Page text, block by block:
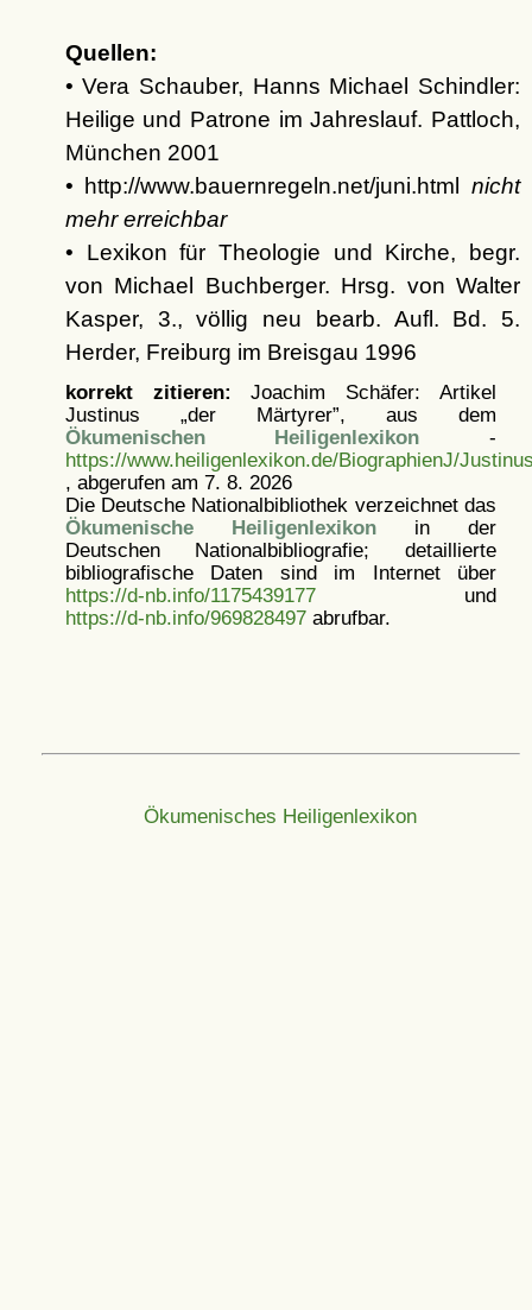
Quellen:
• Vera Schauber, Hanns Michael Schindler:
Heilige und Patrone im Jahreslauf. Pattloch,
München 2001
• http://www.bauernregeln.net/juni.html nicht
mehr erreichbar
• Lexikon für Theologie und Kirche, begr.
von Michael Buchberger. Hrsg. von Walter
Kasper, 3., völlig neu bearb. Aufl. Bd. 5.
Herder, Freiburg im Breisgau 1996
korrekt zitieren: Joachim Schäfer: Artikel
Justinus „der Märtyrer”, aus dem
Ökumenischen Heiligenlexikon -
https://www.heiligenlexikon.de/BiographienJ/
, abgerufen am 7. 8. 2026
Die Deutsche Nationalbibliothek verzeichnet das
Ökumenische Heiligenlexikonin der
Deutschen Nationalbibliografie; detaillierte
bibliografische Daten sind im Internet über
https://d-nb.info/1175439177und
https://d-nb.info/969828497abrufbar.
Ökumenisches Heiligenlexikon